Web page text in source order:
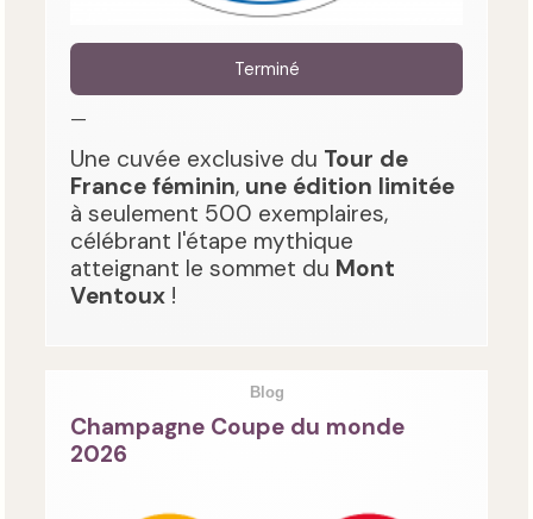
Terminé
—
Une cuvée exclusive du Tour de
France féminin, une édition limitée
à seulement 500 exemplaires,
célébrant l'étape mythique
atteignant le sommet du Mont
Ventoux !
Blog
Champagne Coupe du monde
2026